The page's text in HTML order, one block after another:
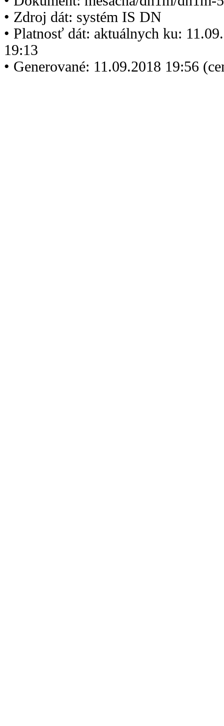
• Zdroj dát: systém IS DN
• Platnosť dát: aktuálnych ku:
19:13
• Generované: 11.09.2018 19:56